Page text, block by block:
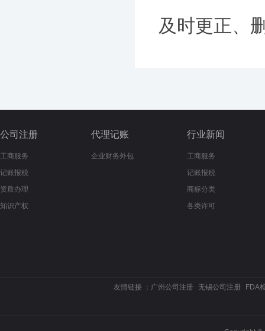
及时更正、
公司注册
工商服务
记账报税
资质办理
知识产权
代理记账
企业财务外包
行业新闻
工商服务
记账报税
商标分类
各类许可
友情链接 ： 广州公司注册 无锡公司注册 FDA